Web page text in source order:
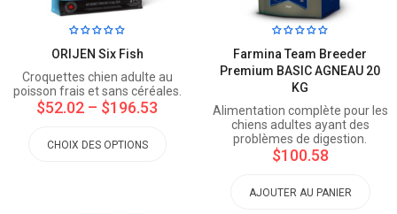
ORIJEN Six Fish
Croquettes chien adulte au
poisson frais et sans céréales.
$52.02 – $196.53
CHOIX DES OPTIONS
Farmina Team Breeder
Premium BASIC AGNEAU 20
KG
Alimentation complète pour les
chiens adultes ayant des
problèmes de digestion.
$100.58
AJOUTER AU PANIER